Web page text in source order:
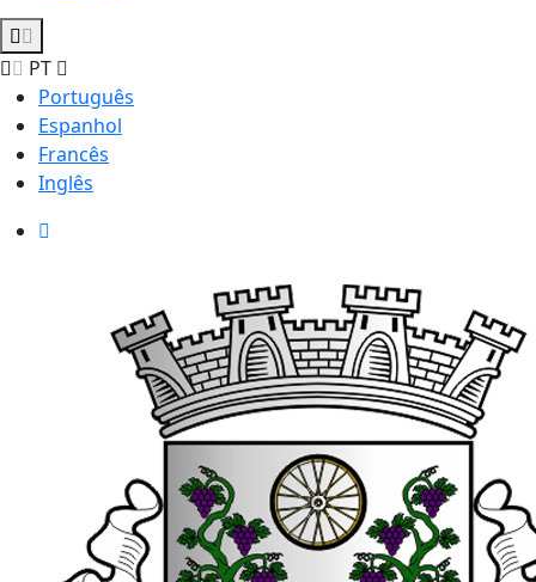
PT
Português
Espanhol
Francês
Inglês